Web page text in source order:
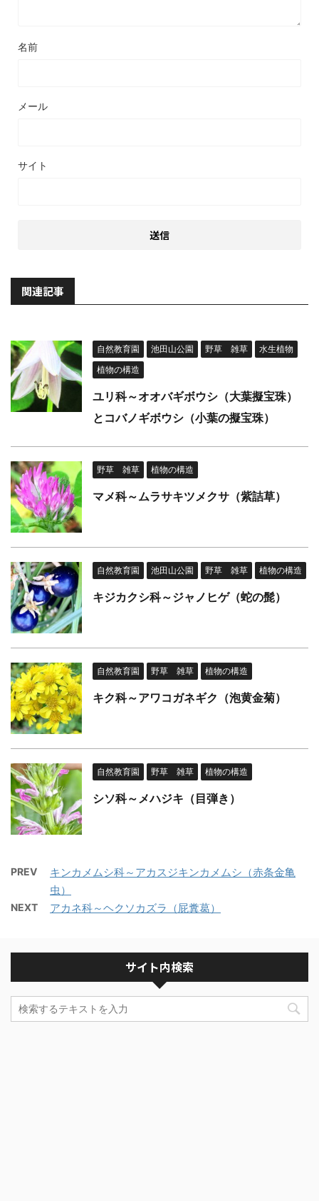
名前
メール
サイト
関連記事
自然教育園 池田山公園 野草 雑草
水生植物
植物の構造
ユリ科～オオバギボウシ（大葉擬宝珠）
とコバノギボウシ（小葉の擬宝珠）
野草 雑草 植物の構造
マメ科～ムラサキツメクサ（紫詰草）
自然教育園 池田山公園 野草 雑草 植物の構造
キジカクシ科～ジャノヒゲ（蛇の髭）
自然教育園 野草 雑草 植物の構造
キク科～アワコガネギク（泡黄金菊）
自然教育園 野草 雑草 植物の構造
シソ科～メハジキ（目弾き）
PREV
キンカメムシ科～アカスジキンカメムシ（赤条金亀
虫）
NEXT アカネ科～ヘクソカズラ（屁糞葛）
サイト内検索